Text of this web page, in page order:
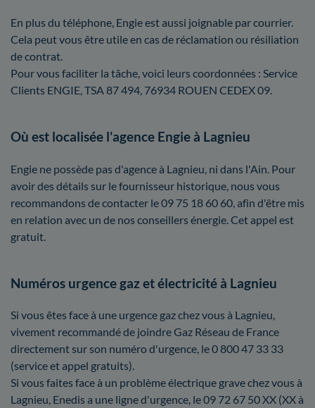
En plus du téléphone, Engie est aussi joignable par courrier.
Cela peut vous être utile en cas de réclamation ou résiliation
de contrat.
Pour vous faciliter la tâche, voici leurs coordonnées : Service
Clients ENGIE, TSA 87 494, 76934 ROUEN CEDEX 09.
Où est localisée l'agence Engie à Lagnieu
Engie ne possède pas d'agence à Lagnieu, ni dans l'Ain. Pour
avoir des détails sur le fournisseur historique, nous vous
recommandons de contacter le 09 75 18 60 60, afin d'être mis
en relation avec un de nos conseillers énergie. Cet appel est
gratuit.
Numéros urgence gaz et électricité à Lagnieu
Si vous êtes face à une urgence gaz chez vous à Lagnieu,
vivement recommandé de joindre Gaz Réseau de France
directement sur son numéro d'urgence, le 0 800 47 33 33
(service et appel gratuits).
Si vous faites face à un problème électrique grave chez vous à
Lagnieu, Enedis a une ligne d'urgence, le 09 72 67 50 XX (XX à